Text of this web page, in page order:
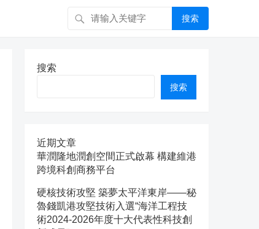
搜索
搜索
搜索
近期文章
華潤隆地潤創空間正式啟幕 構建維港
跨境科創商務平台
硬核技術攻堅 築夢太平洋東岸——秘
魯錢凱港攻堅技術入選“海洋工程技
術2024-2026年度十大代表性科技創